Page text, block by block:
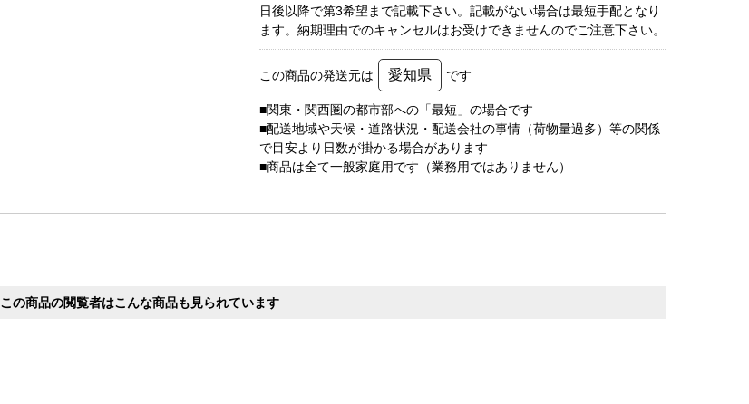
日後以降で第3希望まで記載下さい。記載がない場合は最短手配となり
ます。納期理由でのキャンセルはお受けできませんのでご注意下さい。
この商品の発送元は 愛知県 です
■関東・関西圏の都市部への「最短」の場合です
■配送地域や天候・道路状況・配送会社の事情（荷物量過多）等の関係
で目安より日数が掛かる場合があります
■商品は全て一般家庭用です（業務用ではありません）
この商品の閲覧者はこんな商品も見られています